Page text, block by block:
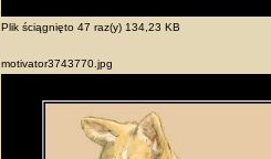
Plik ściągnięto 47 raz(y) 134,23 KB
motivator3743770.jpg